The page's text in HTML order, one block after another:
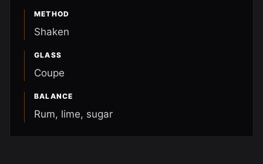
METHOD
Shaken
GLASS
Coupe
BALANCE
Rum, lime, sugar